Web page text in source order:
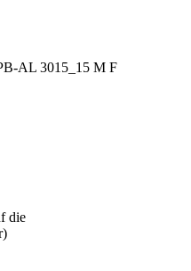
AL 3015_15 M F
die